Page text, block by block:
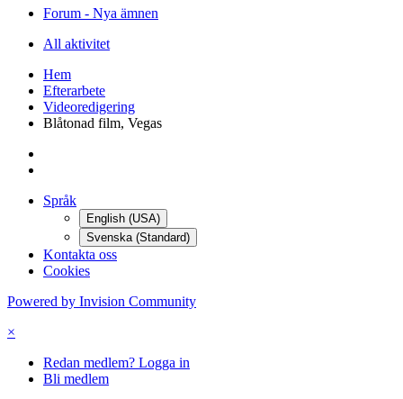
Forum - Nya ämnen
All aktivitet
Hem
Efterarbete
Videoredigering
Blåtonad film, Vegas
Språk
English (USA)
Svenska (Standard)
Kontakta oss
Cookies
Powered by Invision Community
×
Redan medlem? Logga in
Bli medlem